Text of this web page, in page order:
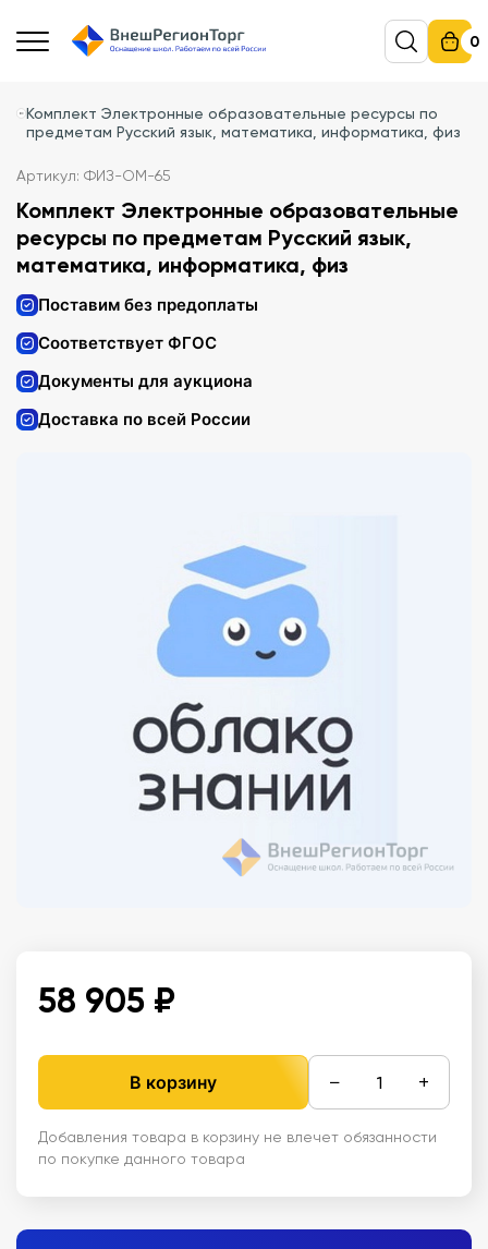
0
Комплект Электронные образовательные ресурсы по
предметам Русский язык, математика, информатика, физ
Артикул: ФИЗ-ОМ-65
Комплект Электронные образовательные
ресурсы по предметам Русский язык,
математика, информатика, физ
Поставим без предоплаты
Соответствует ФГОС
Документы для аукциона
Доставка по всей России
58 905 ₽
В корзину − +
Добавления товара в корзину не влечет обязанности
по покупке данного товара